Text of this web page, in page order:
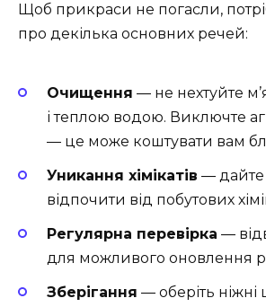
Щоб прикраси не погасли,
про декілька основних речей:
Очищення ― не нехтуйте
і теплою водою. Виключте
― це може коштувати вам
Уникання хімікатів ―
відпочити від побутових
Регулярна перевірка ―
для можливого оновлення
Зберігання ― оберіть